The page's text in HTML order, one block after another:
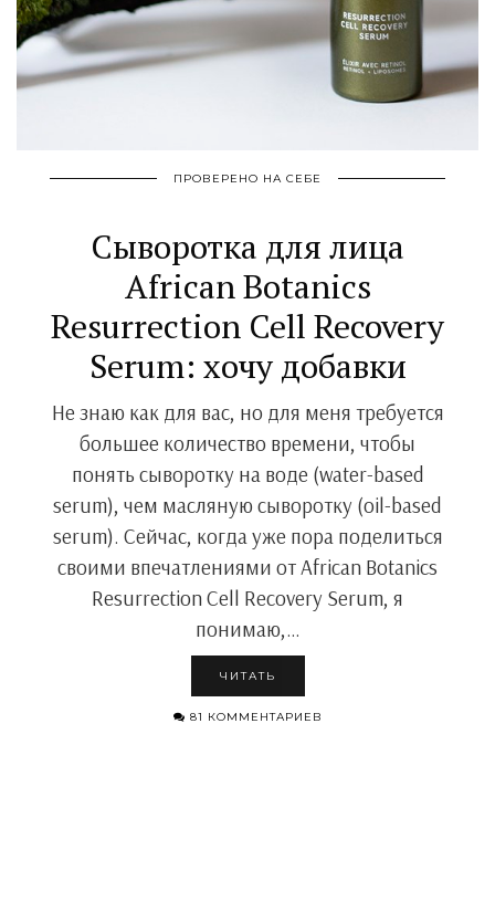
ПРОВЕРЕНО НА СЕБЕ
Сыворотка для лица
African Botanics
Resurrection Cell Recovery
Serum: хочу добавки
Не знаю как для вас, но для меня требуется
большее количество времени, чтобы
понять сыворотку на воде (water-based
serum), чем масляную сыворотку (oil-based
serum). Сейчас, когда уже пора поделиться
своими впечатлениями от African Botanics
Resurrection Cell Recovery Serum, я
понимаю,…
ЧИТАТЬ
81 КОММЕНТАРИЕВ